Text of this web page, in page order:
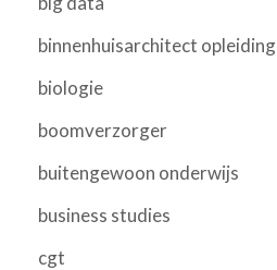
binnenhuisarchitect opleiding
biologie
boomverzorger
buitengewoon onderwijs
business studies
cgt